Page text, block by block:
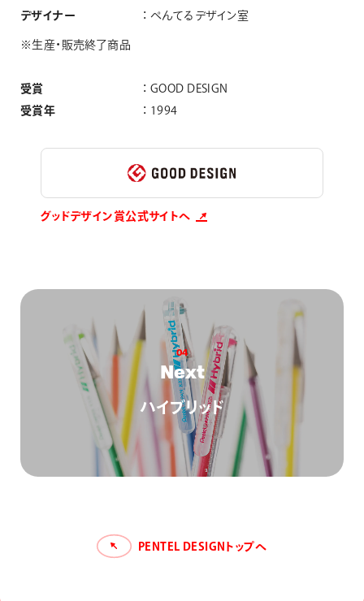
デザイナー
ぺんてるデザイン室
※生産・販売終了商品
受賞
GOOD DESIGN
受賞年
1994
グッドデザイン賞公式サイトへ
04
Next
ハイブリッド
PENTEL DESIGNトップへ